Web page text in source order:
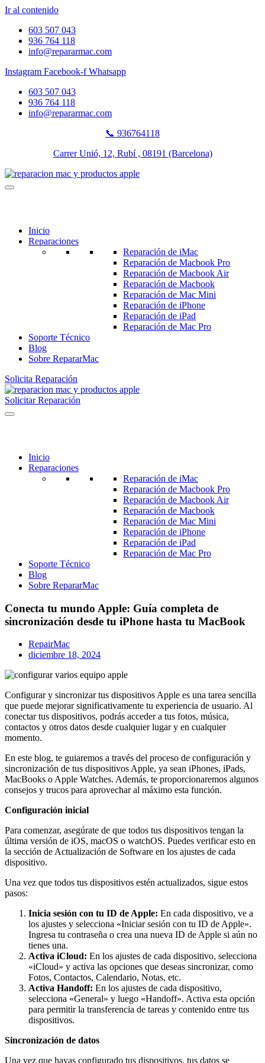
Ir al contenido
603 507 043
936 764 118
info@repararmac.com
Instagram Facebook-f Whatsapp
603 507 043
936 764 118
info@repararmac.com
📞 936764118
Carrer Unió, 12, Rubí , 08191 (Barcelona)
Inicio
Reparaciones
Reparación de iMac
Reparación de Macbook Pro
Reparación de Macbook Air
Reparación de Macbook
Reparación de Mac Mini
Reparación de iPhone
Reparación de iPad
Reparación de Mac Pro
Soporte Técnico
Blog
Sobre RepararMac
Solicita Reparación
Solicitar Reparación
Inicio
Reparaciones
Reparación de iMac
Reparación de Macbook Pro
Reparación de Macbook Air
Reparación de Macbook
Reparación de Mac Mini
Reparación de iPhone
Reparación de iPad
Reparación de Mac Pro
Soporte Técnico
Blog
Sobre RepararMac
Conecta tu mundo Apple: Guía completa de
sincronización desde tu iPhone hasta tu MacBook
RepairMac
diciembre 18, 2024
Configurar y sincronizar tus dispositivos Apple es una tarea sencilla
que puede mejorar significativamente tu experiencia de usuario. Al
conectar tus dispositivos, podrás acceder a tus fotos, música,
contactos y otros datos desde cualquier lugar y en cualquier
momento.
En este blog, te guiaremos a través del proceso de configuración y
sincronización de tus dispositivos Apple, ya sean iPhones, iPads,
MacBooks o Apple Watches. Además, te proporcionaremos algunos
consejos y trucos para aprovechar al máximo esta función.
Configuración inicial
Para comenzar, asegúrate de que todos tus dispositivos tengan la
última versión de iOS, macOS o watchOS. Puedes verificar esto en
la sección de Actualización de Software en los ajustes de cada
dispositivo.
Una vez que todos tus dispositivos estén actualizados, sigue estos
pasos:
Inicia sesión con tu ID de Apple: En cada dispositivo, ve a
los ajustes y selecciona «Iniciar sesión con tu ID de Apple».
Ingresa tu contraseña o crea una nueva ID de Apple si aún no
tienes una.
Activa iCloud: En los ajustes de cada dispositivo, selecciona
«iCloud» y activa las opciones que deseas sincronizar, como
Fotos, Contactos, Calendario, Notas, etc.
Activa Handoff: En los ajustes de cada dispositivo,
selecciona «General» y luego «Handoff». Activa esta opción
para permitir la transferencia de tareas y contenido entre tus
dispositivos.
Sincronización de datos
Una vez que hayas configurado tus dispositivos, tus datos se